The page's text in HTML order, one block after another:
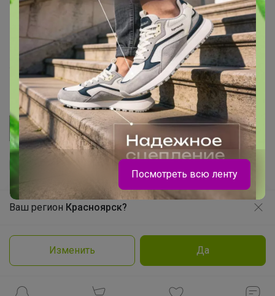
Ваш регион Красноярск?
Изменить Да
Picabox.ru - Лучшее место для ваших изображений
Розыгрыш - Генератор случайных чисел
Пульс нашего маркетплейса
Укорачиватель ссылок
Политика конфиденциальности
Cоглашение пользователя
Школьные брюки для девочек и
Посмотреть всю ленту
Продолжая использовать этот сайт и нажимая кнопку
Принять